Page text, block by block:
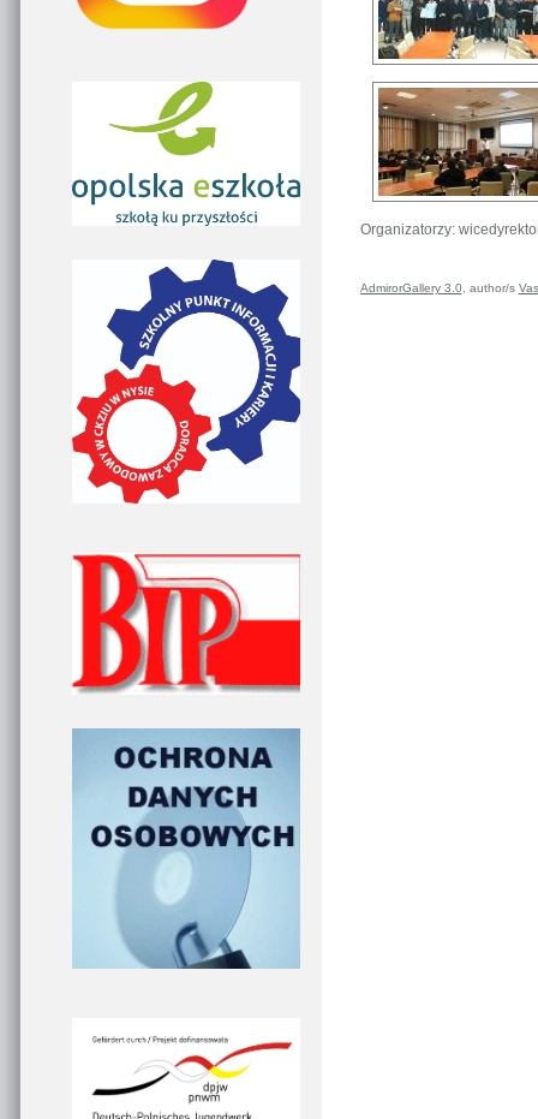
Organizatorzy:
AdmirorGallery 3.0 , author/s